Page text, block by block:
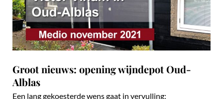
Groot nieuws: opening wijndepot Oud-
Alblas
Een lang gekoesterde wens gaat in vervulling: